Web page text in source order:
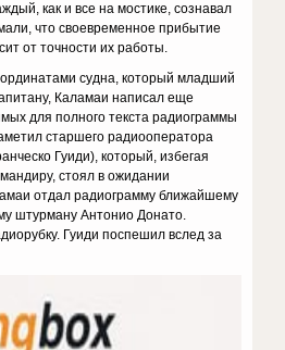
как и все на мостике, сознавал
что своевременное прибытие
от точности их работы.
судна, который младший
Каламаи написал еще
для полного текста радиограммы
старшего радиооператора
Гуиди), который, избегая
стоял в ожидании
отдал радиограмму ближайшему
штурману Антонио Донато.
Гуиди поспешил вслед за